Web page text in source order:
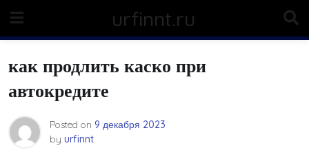
content
urfinnt.ru
как продлить каско при
автокредите
Posted on 9 декабря 2023
by urfinnt